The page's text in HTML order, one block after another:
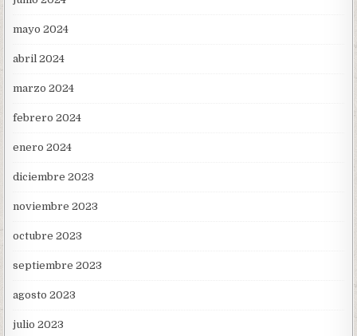
mayo 2024
abril 2024
marzo 2024
febrero 2024
enero 2024
diciembre 2023
noviembre 2023
octubre 2023
septiembre 2023
agosto 2023
julio 2023